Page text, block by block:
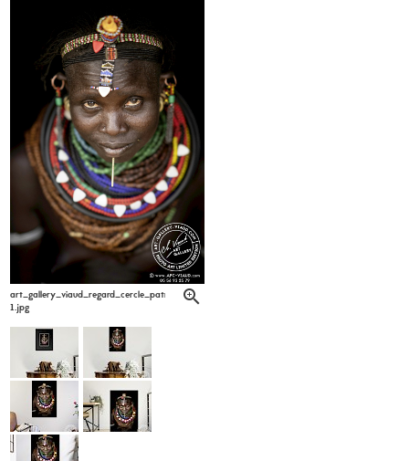
art_gallery_viaud_regard_cercle_patrick_labarrere6-
1.jpg